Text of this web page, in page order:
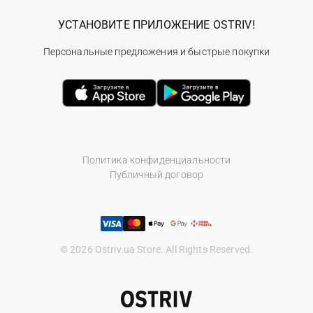
Политика конфиденциальности
Публичный договор
© 2026 Ostriv.ua Store. All Rights Reserved.
УСТАНОВИТЕ ПРИЛОЖЕНИЕ OSTRIV!
Персональные предложения и быстрые покупки